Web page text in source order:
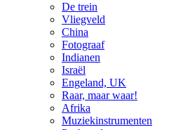
De trein
Vliegveld
China
Fotograaf
Indianen
Israël
Engeland, UK
Raar, maar waar!
Afrika
Muziekinstrumenten